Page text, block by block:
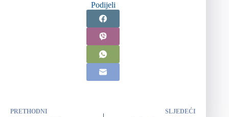
Podijeli
PRETHODNI SLJEDEĆI